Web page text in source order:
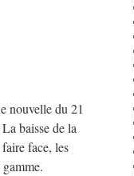
nouvelle du 21
baisse de la
face, les